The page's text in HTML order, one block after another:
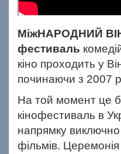
МіжНАРОДНИЙ
фестиваль
кіно проходить у
починаючи з 2007
На той момент це
кінофестиваль в
напрямку
фільмів.